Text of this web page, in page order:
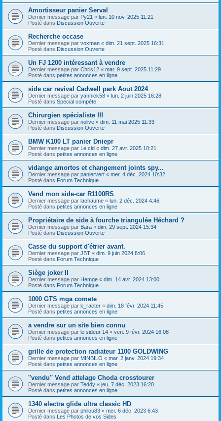
Amortisseur panier Serval
Dernier message par Py21 « lun. 10 nov. 2025 11:21
Posté dans Discussion Ouverte
Recherche occase
Dernier message par voxman « dim. 21 sept. 2025 16:31
Posté dans Discussion Ouverte
Un FJ 1200 intéressant à vendre
Dernier message par Chris12 « mar. 9 sept. 2025 11:29
Posté dans petites annonces en ligne
side car revival Cadwell park Aout 2024
Dernier message par yannick58 « lun. 2 juin 2025 16:28
Posté dans Special compéte
Chirurgien spécialiste !!!
Dernier message par nolive « dim. 11 mai 2025 11:33
Posté dans Discussion Ouverte
BMW K100 LT panier Dniepr
Dernier message par Le cid « dim. 27 avr. 2025 10:21
Posté dans petites annonces en ligne
vidange amortos et changement joints spy...
Dernier message par paniervert « mer. 4 déc. 2024 10:32
Posté dans Forum Technique
Vend mon side-car R1100RS
Dernier message par lachaume « lun. 2 déc. 2024 4:46
Posté dans petites annonces en ligne
Propriétaire de side à fourche triangulée Héchard ?
Dernier message par Bara « dim. 29 sept. 2024 15:34
Posté dans Discussion Ouverte
Casse du support d'étrier avant.
Dernier message par JBT « dim. 9 juin 2024 8:06
Posté dans Forum Technique
Siège joker II
Dernier message par Hemge « dim. 14 avr. 2024 13:00
Posté dans Forum Technique
1000 GTS mga comete
Dernier message par k_racter « dim. 18 févr. 2024 11:45
Posté dans petites annonces en ligne
a vendre sur un site bien connu
Dernier message par le sideur 14 « ven. 9 févr. 2024 16:08
Posté dans petites annonces en ligne
grille de protection radiateur 1100 GOLDWING
Dernier message par MINBILO « mar. 2 janv. 2024 19:34
Posté dans petites annonces en ligne
''vendu'' Vend attelage Choda crosstourer
Dernier message par Teddy « jeu. 7 déc. 2023 16:20
Posté dans petites annonces en ligne
1340 electra glide ultra classic HD
Dernier message par philou83 « mer. 6 déc. 2023 6:43
Posté dans Les Photos de vos Sides